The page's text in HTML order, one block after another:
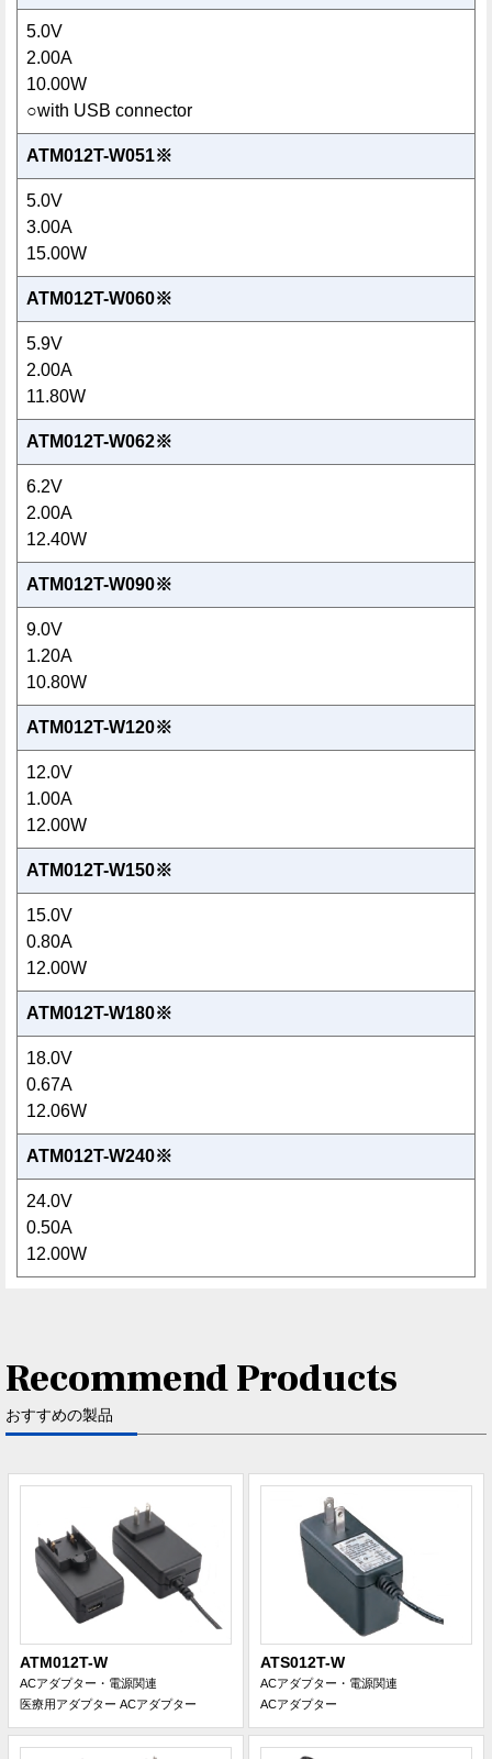
5.0V
2.00A
10.00W
○with USB connector
ATM012T-W051※
5.0V
3.00A
15.00W
ATM012T-W060※
5.9V
2.00A
11.80W
ATM012T-W062※
6.2V
2.00A
12.40W
ATM012T-W090※
9.0V
1.20A
10.80W
ATM012T-W120※
12.0V
1.00A
12.00W
ATM012T-W150※
15.0V
0.80A
12.00W
ATM012T-W180※
18.0V
0.67A
12.06W
ATM012T-W240※
24.0V
0.50A
12.00W
Recommend Products
おすすめの製品
ATM012T-W
ACアダプター・電源関連
医療用アダプター ACアダプター
ATS012T-W
ACアダプター・電源関連
ACアダプター